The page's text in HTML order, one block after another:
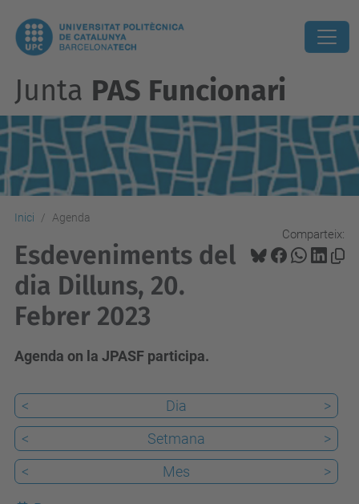
Junta PAS Funcionari
Inici Agenda
Comparteix:
Esdeveniments del
dia Dilluns, 20.
Febrer 2023
Agenda on la JPASF participa.
< Dia
>
<
Setmana
>
<
Mes >